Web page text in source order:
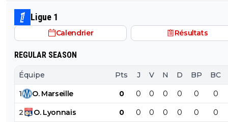
Ligue 1
Calendrier Résultats
REGULAR SEASON
Équipe Pts J V N D BP BC
1 O. Marseille 0 0 0 0 0 0 0
2 O. Lyonnais 0 0 0 0 0 0 0